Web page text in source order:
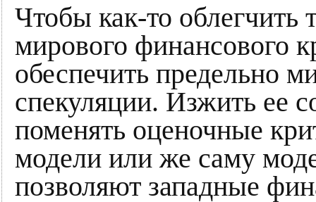
Чтобы как-то облегчить
мирового финансового
обеспечить предельно
спекуляции. Изжить ее
поменять оценочные
модели или же саму
позволяют западные